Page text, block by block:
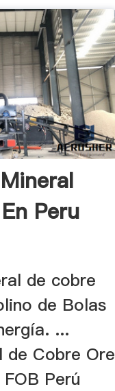
Peru
de cobre
de Bolas
...
de Cobre Ore
Perú